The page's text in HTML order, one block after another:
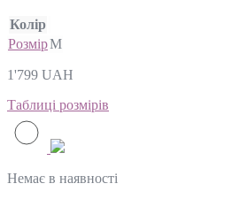
Колір
РозмірM
1'799 UAH
Таблиці розмірів
Немає в наявності